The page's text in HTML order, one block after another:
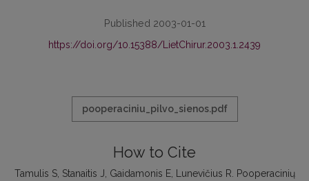
Published 2003-01-01
https://doi.org/10.15388/LietChirur.2003.1.2439
pooperaciniu_pilvo_sienos.pdf
How to Cite
Tamulis S, Stanaitis J, Gaidamonis E, Lunevičius R. Pooperacinių